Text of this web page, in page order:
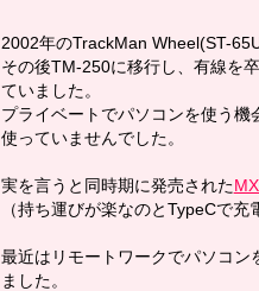
2002年のTrackMan Wheel(ST-
その後TM-250に移行し、有線を
ていました。
プライベートでパソコンを使う
使っていませんでした。
実を言うと同時期に発売された
（持ち運びが楽なのとTypeCで充
最近はリモートワークでパソコン
ました。